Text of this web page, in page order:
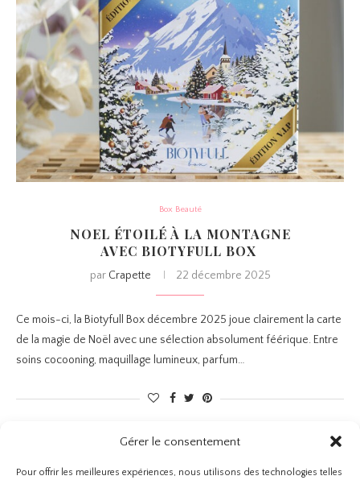
Gérer le consentement
Pour offrir les meilleures expériences, nous utilisons des technologies telles
Box Beauté
NOEL ÉTOILÉ À LA MONTAGNE
AVEC BIOTYFULL BOX
par Crapette 22 décembre 2025
Ce mois-ci, la Biotyfull Box décembre 2025 joue clairement la carte
de la magie de Noël avec une sélection absolument féérique. Entre
soins cocooning, maquillage lumineux, parfum…